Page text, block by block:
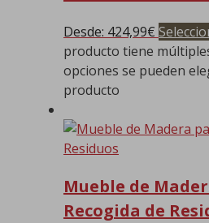
Desde: 424,99€
producto tiene
opciones se pueden
producto
Mueble de
Recogida de